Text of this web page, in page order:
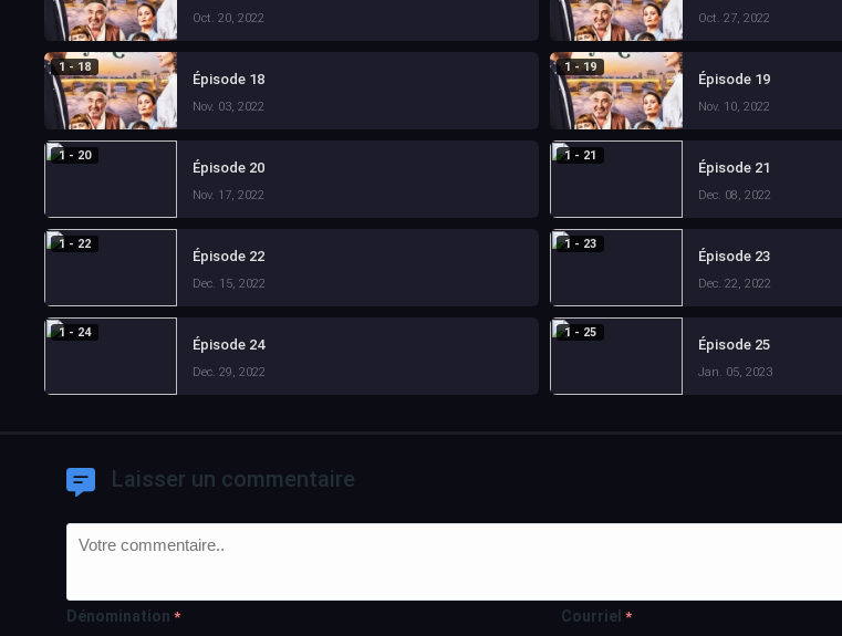
Oct. 20, 2022 Oct. 27, 2022
1 - 18
Épisode 18
Nov. 03, 2022
1 - 19
Épisode 19
Nov. 10, 2022
1 - 20
Épisode 20
Nov. 17, 2022
1 - 21
Épisode 21
Dec. 08, 2022
1 - 22
Épisode 22
Dec. 15, 2022
1 - 23
Épisode 23
Dec. 22, 2022
1 - 24
Épisode 24
Dec. 29, 2022
1 - 25
Épisode 25
Jan. 05, 2023
Laisser un commentaire
Dénomination * Courriel *